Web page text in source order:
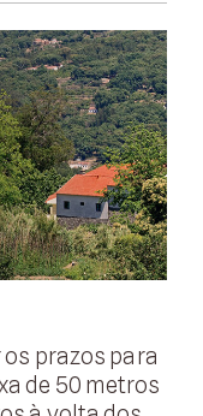
prazos para
de 50 metros